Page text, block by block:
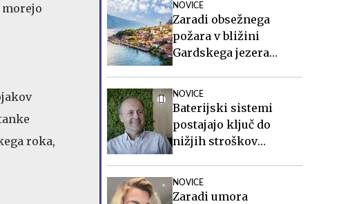
morejo
roka,
NOVICE
Zaradi obsežnega
požara v bližini
Gardskega jezera
NOVICE
Baterijski sistemi
postajajo ključ do
nižjih stroškov
NOVICE
Zaradi umora